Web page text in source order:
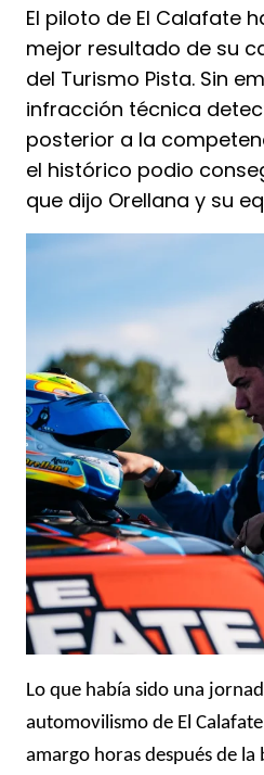
El piloto de El Calafate
mejor resultado de su
del Turismo Pista. Sin
infracción técnica
posterior a la
el histórico podio
que dijo Orellana y su
Lo que había sido una
automovilismo de El
amargo horas después de la